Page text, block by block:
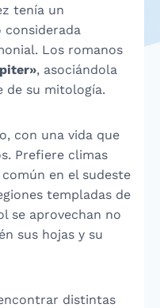
tenía un
considerada
Los romanos
, asociándola
de su mitología.
con una vida que
Prefiere climas
en el sudeste
templadas de
se aprovechan no
sus hojas y su
distintas